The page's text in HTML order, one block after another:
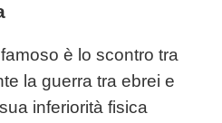
è lo scontro tra
la guerra tra ebrei e
inferiorità fisica